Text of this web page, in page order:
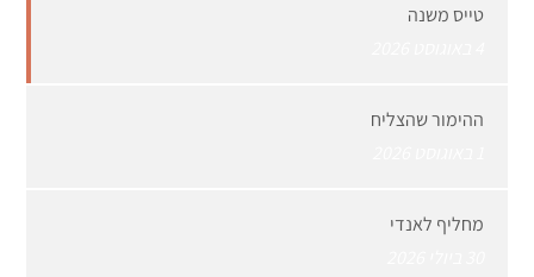
טייס משנה
ההימור שהצליח
מחליף לאנדי